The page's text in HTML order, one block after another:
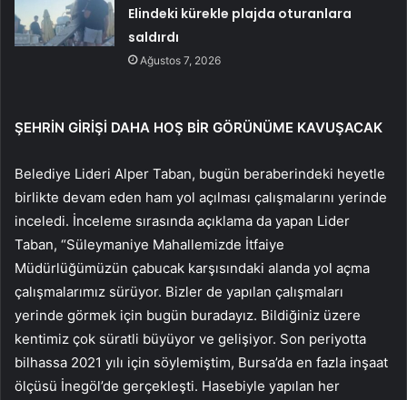
Elindeki kürekle plajda oturanlara
saldırdı
Ağustos 7, 2026
ŞEHRİN GİRİŞİ DAHA HOŞ BİR GÖRÜNÜME KAVUŞACAK
Belediye Lideri Alper Taban, bugün beraberindeki heyetle
birlikte devam eden ham yol açılması çalışmalarını yerinde
inceledi. İnceleme sırasında açıklama da yapan Lider
Taban, “Süleymaniye Mahallemizde İtfaiye
Müdürlüğümüzün çabucak karşısındaki alanda yol açma
çalışmalarımız sürüyor. Bizler de yapılan çalışmaları
yerinde görmek için bugün buradayız. Bildiğiniz üzere
kentimiz çok süratli büyüyor ve gelişiyor. Son periyotta
bilhassa 2021 yılı için söylemiştim, Bursa’da en fazla inşaat
ölçüsü İnegöl’de gerçekleşti. Hasebiyle yapılan her